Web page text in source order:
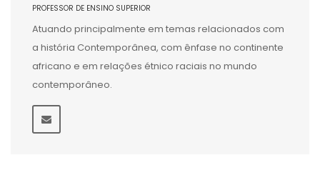
PROFESSOR DE ENSINO SUPERIOR
Atuando principalmente em temas relacionados com
a história Contemporânea, com ênfase no continente
africano e em relações étnico raciais no mundo
contemporâneo.